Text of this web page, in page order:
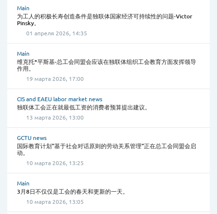
Main
为工人的积极长寿创造条件是独联体国家经济可持续性的问题-Victor
Pinsky。
01 апреля 2026, 14:35
Main
维克托*平斯基-总工会同盟会应该在独联体组织工会教育方面发挥领导
作用。
19 марта 2026, 17:00
CIS and EAEU labor market news
独联体工会正在就最低工资的消费者预算提出建议。
13 марта 2026, 13:00
GCTU news
国际教育计划"基于社会对话原则的劳动关系管理"正在总工会同盟会启
动。
10 марта 2026, 13:25
Main
3月8日不仅仅是工会的春天和更新的一天。
10 марта 2026, 13:05